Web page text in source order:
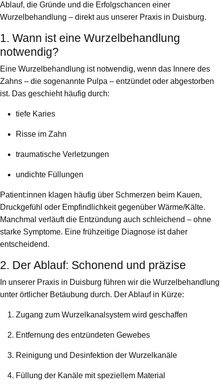
Ablauf, die Gründe und die Erfolgschancen einer
Wurzelbehandlung – direkt aus unserer Praxis in Duisburg.
1. Wann ist eine Wurzelbehandlung
notwendig?
Eine Wurzelbehandlung ist notwendig, wenn das Innere des
Zahns – die sogenannte Pulpa – entzündet oder abgestorben
ist. Das geschieht häufig durch:
tiefe Karies
Risse im Zahn
traumatische Verletzungen
undichte Füllungen
Patient:innen klagen häufig über Schmerzen beim Kauen,
Druckgefühl oder Empfindlichkeit gegenüber Wärme/Kälte.
Manchmal verläuft die Entzündung auch schleichend – ohne
starke Symptome. Eine frühzeitige Diagnose ist daher
entscheidend.
2. Der Ablauf: Schonend und präzise
In unserer Praxis in Duisburg führen wir die Wurzelbehandlung
unter örtlicher Betäubung durch. Der Ablauf in Kürze:
Zugang zum Wurzelkanalsystem wird geschaffen
Entfernung des entzündeten Gewebes
Reinigung und Desinfektion der Wurzelkanäle
Füllung der Kanäle mit speziellem Material